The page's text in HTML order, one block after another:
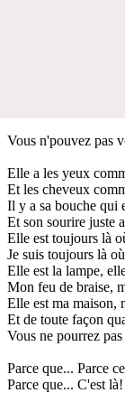
Vous n'pouvez pas
Elle a les yeux
Et les cheveux
Il y a sa bouche qui
Et son sourire juste
Elle est toujours là
Je suis toujours là
Elle est la lampe,
Mon feu de braise,
Elle est ma maison,
Et de toute façon
Vous ne pourrez
Parce que... Parce
Parce que... C'est là!